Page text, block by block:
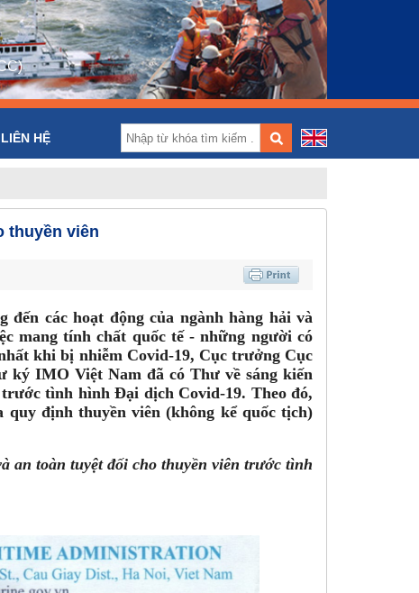
LIÊN HỆ
thuyền viên
các hoạt động của ngành hàng hải và
mang tính chất quốc tế - những người có
khi bị nhiễm Covid-19, Cục trưởng Cục
ký IMO Việt Nam đã có Thư về sáng kiến
tình hình Đại dịch Covid-19. Theo đó,
định thuyền viên (không kể quốc tịch)
an toàn tuyệt đối cho thuyền viên trước tình